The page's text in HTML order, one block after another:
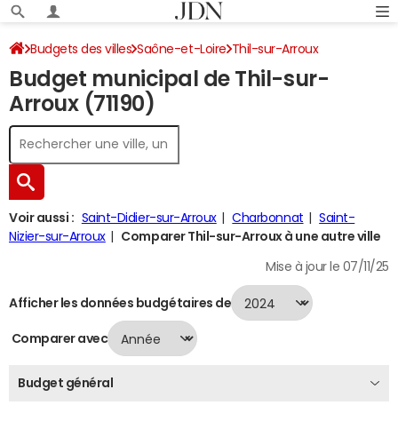
Budgets des villes Saône-et-Loire Thil-sur-Arroux
Budget 2024
Budget municipal de Thil-sur-
Arroux (71190)
Voir aussi : Saint-Didier-sur-Arroux Charbonnat
Saint-
Nizier-sur-Arroux
Comparer Thil-sur-Arroux à une autre ville
Mise à jour le 07/11/25
Afficher les données budgétaires de
Comparer avec
Budget général